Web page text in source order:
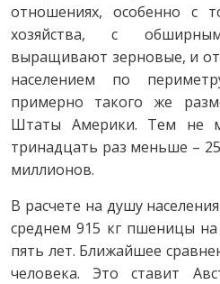
отношениях, особенно с
хозяйства, с
выращивают зерновые, и
населением по
примерно такого же
Штаты Америки. Тем не
тринадцать раз меньше –
миллионов.
В расчете на душу
среднем 915 кг пшеницы на
пять лет. Ближайшее
человека. Это ставит